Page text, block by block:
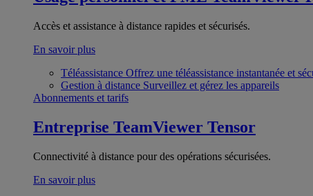
Accès et assistance à distance rapides et sécurisés.
En savoir plus
Téléassistance Offrez une téléassistance instantanée et
Gestion à distance Surveillez et gérez les appareils
Abonnements et tarifs
Entreprise TeamViewer Tensor
Connectivité à distance pour des opérations sécurisées.
En savoir plus